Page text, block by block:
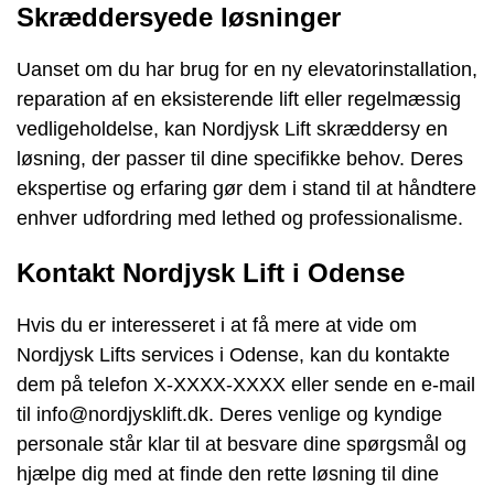
Skræddersyede løsninger
Uanset om du har brug for en ny elevatorinstallation,
reparation af en eksisterende lift eller regelmæssig
vedligeholdelse, kan Nordjysk Lift skræddersy en
løsning, der passer til dine specifikke behov. Deres
ekspertise og erfaring gør dem i stand til at håndtere
enhver udfordring med lethed og professionalisme.
Kontakt Nordjysk Lift i Odense
Hvis du er interesseret i at få mere at vide om
Nordjysk Lifts services i Odense, kan du kontakte
dem på telefon X-XXXX-XXXX eller sende en e-mail
til info@nordjysklift.dk. Deres venlige og kyndige
personale står klar til at besvare dine spørgsmål og
hjælpe dig med at finde den rette løsning til dine